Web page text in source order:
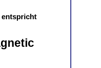
entspricht